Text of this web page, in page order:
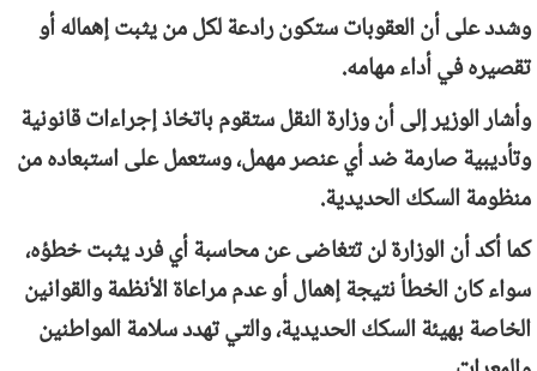
وشدد على أن العقوبات ستكون رادعة لكل من يثبت إهماله أو
تقصيره في أداء مهامه.
وأشار الوزير إلى أن وزارة النقل ستقوم باتخاذ إجراءات قانونية
وتأديبية صارمة ضد أي عنصر مهمل، وستعمل على استبعاده من
منظومة السكك الحديدية.
كما أكد أن الوزارة لن تتغاضى عن محاسبة أي فرد يثبت خطؤه،
سواء كان الخطأ نتيجة إهمال أو عدم مراعاة الأنظمة والقوانين
الخاصة بهيئة السكك الحديدية، والتي تهدد سلامة المواطنين